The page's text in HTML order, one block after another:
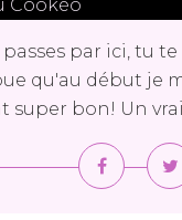
par ici, tu
qu'au début je
bon! Un